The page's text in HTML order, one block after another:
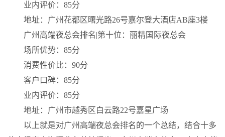
业内评价：85分
地址：广州花都区曙光路26号嘉尔登大酒店AB座3楼
广州高端夜总会排名|第十位：丽精国际夜总会
场所优势：85分
消费性价比：90分
客户口碑：85分
业内评价：85分
地址：广州市越秀区白云路22号嘉星广场
以上就是对广州高端夜总会排名的一个总结，结合十多